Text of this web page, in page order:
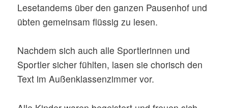
Lesetandems über den ganzen Pausenhof und
übten gemeinsam flüssig zu lesen.
Nachdem sich auch alle Sportlerinnen und
Sportler sicher fühlten, lasen sie chorisch den
Text im Außenklassenzimmer vor.